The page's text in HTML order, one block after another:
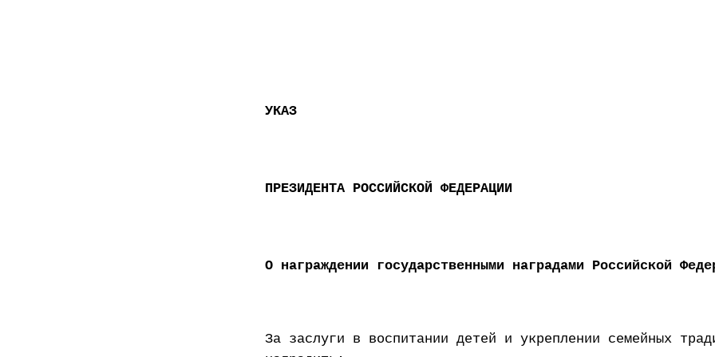
УКАЗ
ПРЕЗИДЕНТА РОССИЙСКОЙ ФЕДЕРАЦИИ
О награждении государственными наградами Российской
За заслуги в воспитании детей и укреплении семейных